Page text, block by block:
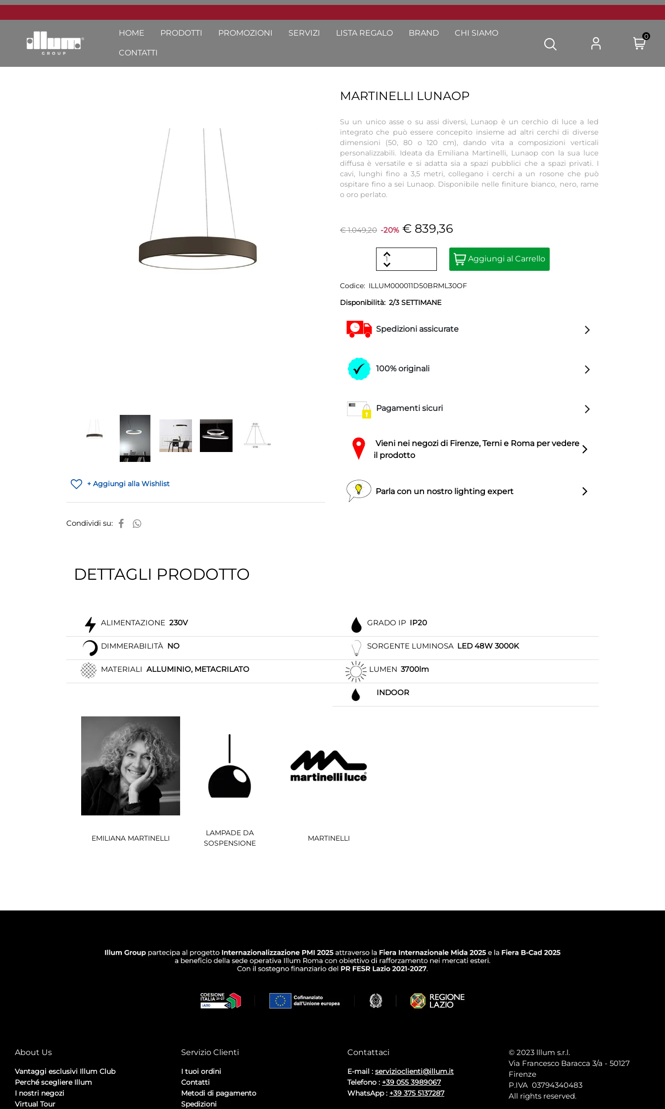
HOME PRODOTTI PROMOZIONI SERVIZI LISTA REGALO BRAND CHI SIAMO
CONTATTI
0
+ Aggiungi alla Wishlist
Condividi su:
MARTINELLI LUNAOP
Su un unico asse o su assi diversi, Lunaop è un cerchio di luce a led
integrato che può essere concepito insieme ad altri cerchi di diverse
dimensioni (50, 80 o 120 cm), dando vita a composizioni verticali
personalizzabili. Ideata da Emiliana Martinelli, Lunaop con la sua luce
diffusa è versatile e si adatta sia a spazi pubblici che a spazi privati. I
cavi, lunghi fino a 3,5 metri, collegano i cerchi a un rosone che può
ospitare fino a sei Lunaop. Disponibile nelle finiture bianco, nero, rame
o oro perlato.
€ 1.049,20 -20% € 839,36
Quantità
Aggiungi al Carrello
Codice: ILLUM000011D50BRML30OF
Disponibilità: 2/3 SETTIMANE
Spedizioni assicurate
100% originali
Pagamenti sicuri
Vieni nei negozi di Firenze, Terni e Roma per vedere
il prodotto
Parla con un nostro lighting expert
DETTAGLI PRODOTTO
ALIMENTAZIONE 230V
DIMMERABILITÀ NO
MATERIALI ALLUMINIO, METACRILATO
GRADO IP IP20
SORGENTE LUMINOSA LED 48W 3000K
LUMEN 3700lm
INDOOR
EMILIANA MARTINELLI
LAMPADE DA
SOSPENSIONE
MARTINELLI
About Us
Vantaggi esclusivi Illum Club
Perché scegliere Illum
I nostri negozi
Virtual Tour
Servizio Clienti
I tuoi ordini
Contatti
Metodi di pagamento
Spedizioni
Contattaci
E-mail : servizioclienti@illum.it
Telefono : +39 055 3989067
WhatsApp : +39 375 5137287
© 2023 lllum s.r.l.
Via Francesco Baracca 3/a - 50127
Firenze
P.IVA 03794340483
All rights reserved.